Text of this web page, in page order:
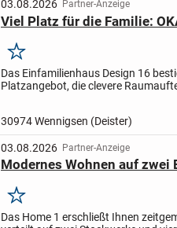
03.08.2026 Partner-Anzeige
Viel Platz für die Familie:
Merken
Das Einfamilienhaus Design 16
Platzangebot, die clevere
30974 Wennigsen (Deister)
03.08.2026 Partner-Anzeige
Modernes Wohnen auf zwei
Merken
Das Home 1 erschließt Ihnen